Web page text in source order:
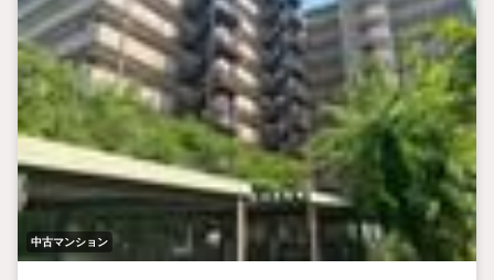
中古マンション